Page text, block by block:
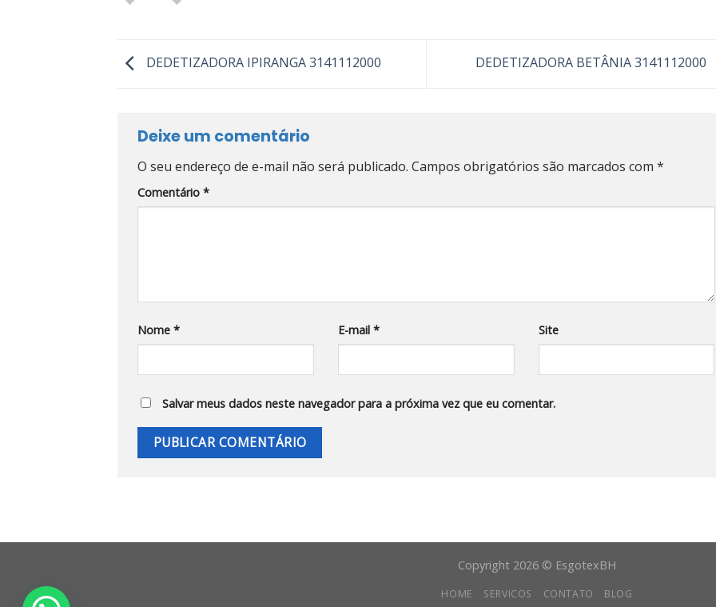
DEDETIZADORA IPIRANGA 3141112000 DEDETIZADORA BETÂNIA 3141112000
Deixe um comentário
O seu endereço de e-mail não será publicado. Campos obrigatórios são marcados com *
Comentário *
Nome * E-mail * Site
Salvar meus dados neste navegador para a próxima vez que eu comentar.
Copyright 2026 © EsgotexBH
HOME SERVICOS CONTATO BLOG